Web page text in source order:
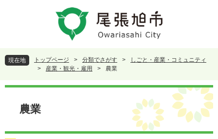
頭
で
。
飛
ば
て
現在地 トップページ > 分類でさがす >
しごと・産業・コミュニティ
>
産業・観光・雇用 > 農業
本
農業